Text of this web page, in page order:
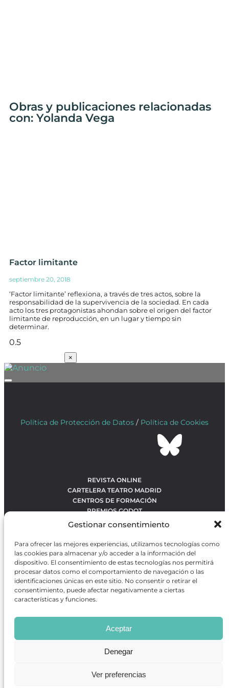
Gestionar consentimiento
Para ofrecer las mejores experiencias, utilizamos tecnologías como
las cookies para almacenar y/o acceder a la información del
dispositivo. El consentimiento de estas tecnologías nos permitirá
procesar datos como el comportamiento de navegación o las
identificaciones únicas en este sitio. No consentir o retirar el
consentimiento, puede afectar negativamente a ciertas
características y funciones.
Aceptar
Denegar
Ver preferencias
Obras y publicaciones relacionadas
con: Yolanda Vega
Factor limitante
septiembre 20, 2018
‘Factor limitante’ reflexiona, a través de tres actos, sobre la
responsabilidad de la supervivencia de la sociedad. En cada
acto los tres protagonistas ahondan sobre el origen del factor
limitante de reproducción, en un lugar y tiempo sin
determinar.
×
Política de Protección de Datos / Política de Cookies
REVISTA ONLINE
CARTELERA TEATRO MADRID
CENTROS DE FORMACIÓN
PREMIOS GODOT
CONTACTO
OBRAS MÁS VOTADAS
RANKING MEJORES OBRAS
BÚSQUEDA AVANZADA DE OBRAS
Revista GODOTes una revista independiente especializada
en información sobre artes escénicas de Madrid, gratuita y
que se distribuye en espacios escénicos, además de otros
puntos de interés turístico y de ocio de la capital.